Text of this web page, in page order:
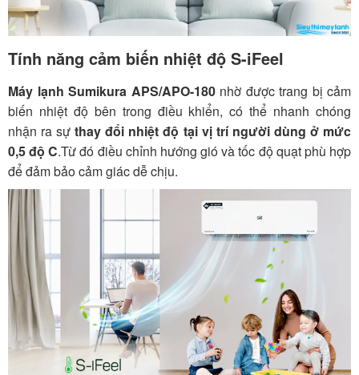
Tính năng cảm biến nhiệt độ S-iFeel
Máy lạnh Sumikura APS/APO-180 nhờ được trang bị cảm
biến nhiệt độ bên trong điều khiển, có thể nhanh chóng
nhận ra sựthay đổi nhiệt độ tại vị trí người dùng ở mức
0,5 độ C.Từ đó điều chỉnh hướng gió và tốc độ quạt phù hợp
để đảm bảo cảm giác dễ chịu.